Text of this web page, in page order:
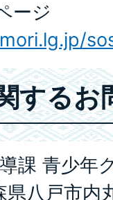
ージ
するお
課 青少年
八戸市内